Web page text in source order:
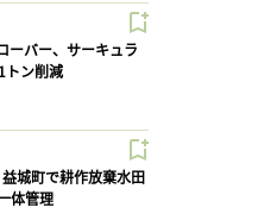
ーバー、サーキュラ
トン削減
城町で耕作放棄水田
体管理